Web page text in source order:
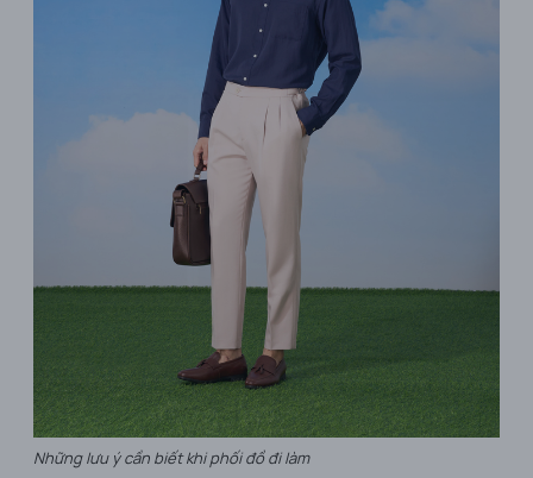
Những lưu ý cần biết khi phối đồ đi làm